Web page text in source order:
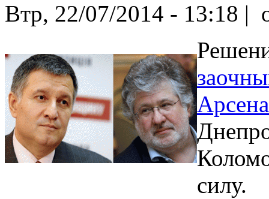
Втр, 22/07/2014 - 13:18 |
силу.